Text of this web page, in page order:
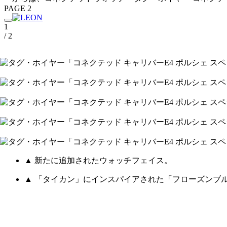
PAGE 2
1
/ 2
▲ 新たに追加されたウォッチフェイス。
▲ 「タイカン」にインスパイアされた「フローズンブ